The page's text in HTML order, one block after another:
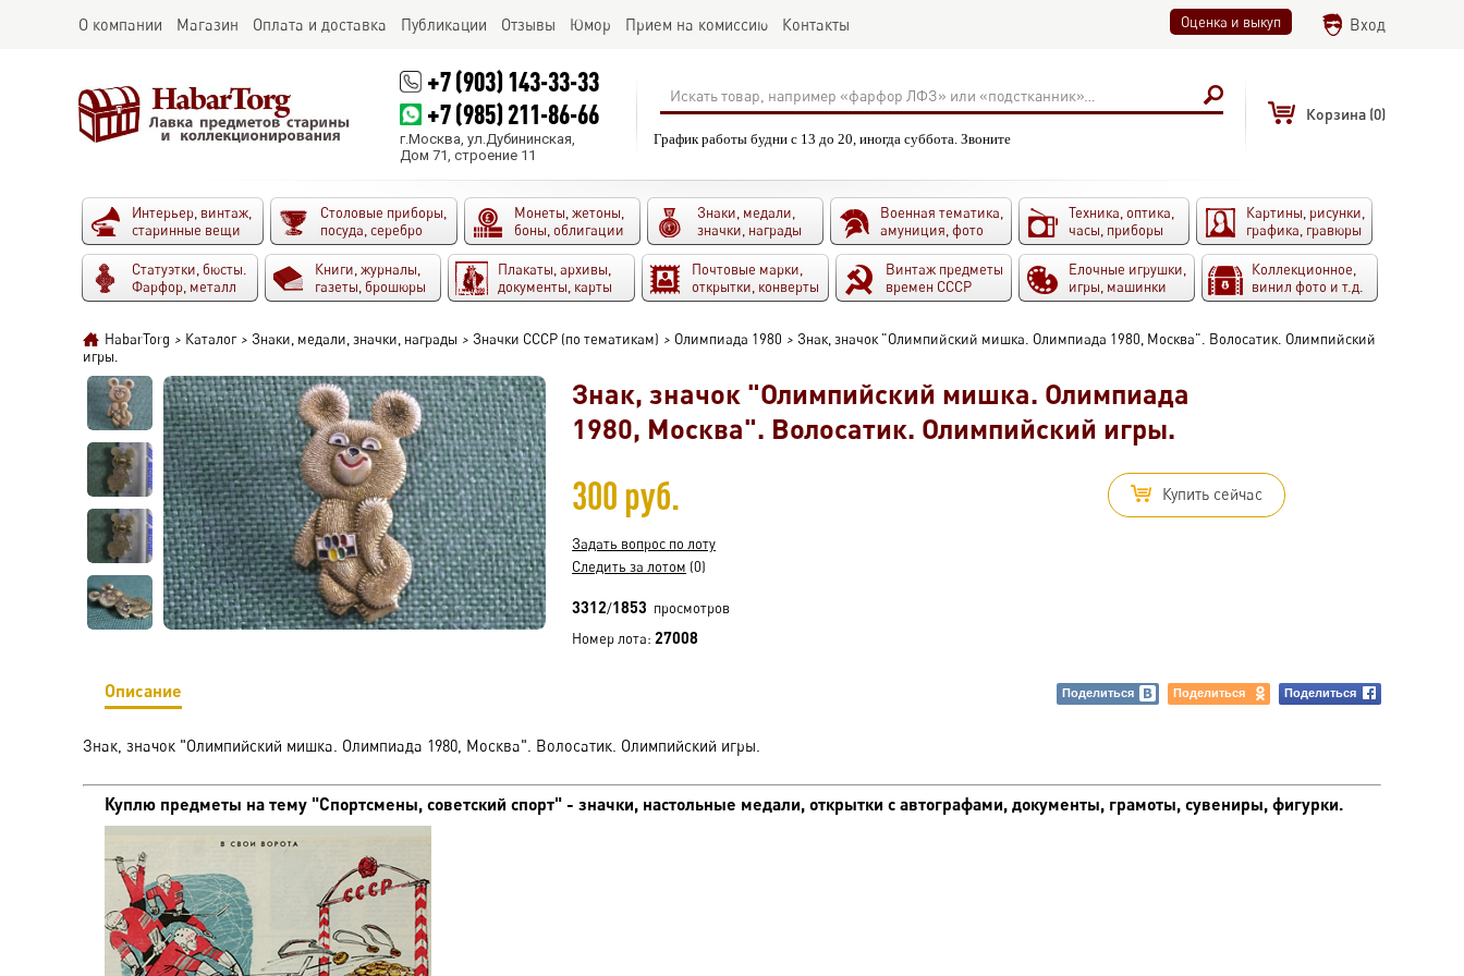
О компании Магазин Оплата и доставка Публикации Отзывы Юмор Прием на комиссию Контакты Оценка и выкуп Вход
+7 (903) 143-33-33
+7 (985) 211-86-66
г.Москва, ул.Дубининская,
Дом 71, строение 11
График работы будни с 13 до 20, иногда суббота. Звоните
Корзина (0)
Интерьер, винтаж,
старинные вещи
Столовые приборы,
посуда, серебро
Монеты, жетоны,
боны, облигации
Знаки, медали,
значки, награды
Военная тематика,
амуниция, фото
Техника, оптика,
часы, приборы
Картины, рисунки,
графика, гравюры
Статуэтки, бюсты.
Фарфор, металл
Книги, журналы,
газеты, брошюры
Плакаты, архивы,
документы, карты
Почтовые марки,
открытки, конверты
Винтаж предметы
времен СССР
Елочные игрушки,
игры, машинки
Коллекционное,
винил фото и т.д.
HabarTorg > Каталог > Знаки, медали, значки, награды > Значки СССР (по тематикам) > Олимпиада 1980 > Знак, значок "Олимпийский мишка. Олимпиада 1980, Москва". Волосатик. Олимпийский
игры.
Знак, значок "Олимпийский мишка. Олимпиада
1980, Москва". Волосатик. Олимпийский игры.
300 руб. Купить сейчас
Задать вопрос по лоту
Следить за лотом (0)
3312/1853 просмотров
Номер лота:27008
Описание Поделиться Поделиться Поделиться
Знак, значок "Олимпийский мишка. Олимпиада 1980, Москва". Волосатик. Олимпийский игры.
Куплю предметы на тему "Спортсмены, советский спорт" - значки, настольные медали, открытки с автографами, документы, грамоты, сувениры, фигурки.